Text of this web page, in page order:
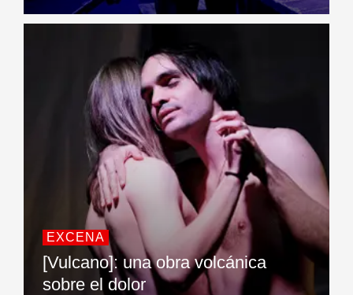
EXCENA
[Vulcano]: una obra volcánica
sobre el dolor